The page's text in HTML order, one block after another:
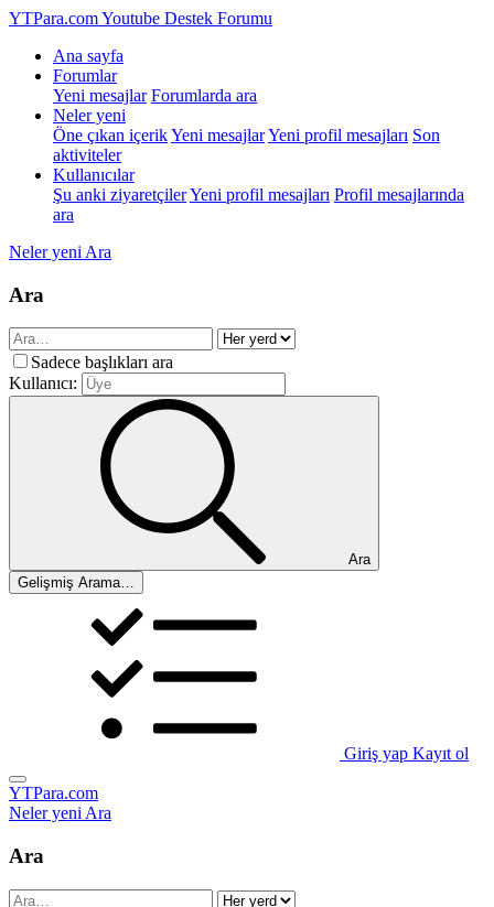
YTPara.comYoutube Destek Forumu
Ana sayfa
Forumlar
Yeni mesajlar Forumlarda ara
Neler yeni
Öne çıkan içerikYeni mesajlarYeni profil mesajları Son
aktiviteler
Kullanıcılar
Şu anki ziyaretçilerYeni profil mesajları Profil mesajlarında
ara
Neler yeni Ara
Ara
Sadece başlıkları ara
Kullanıcı:
Ara
Gelişmiş Arama…
Giriş yap Kayıt ol
YTPara.com
Neler yeniAra
Ara